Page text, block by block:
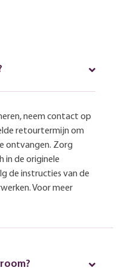
neem contact op
retourtermijn om
ontvangen. Zorg
in de originele
de instructies van de
Voor meer